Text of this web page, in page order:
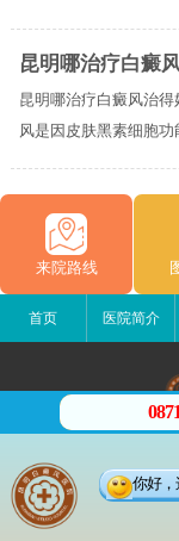
昆明哪治疗白癜
昆明哪治疗白癜风治
风是因皮肤黑素细胞功
来院路线
首页 医院简介
你好，